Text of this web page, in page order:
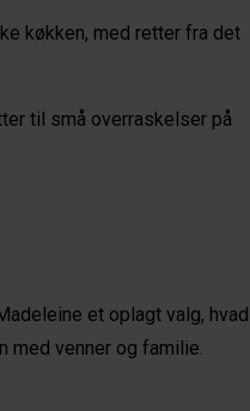
køkken, med retter fra det
til små overraskelser på
et oplagt valg, hvad
venner og familie.